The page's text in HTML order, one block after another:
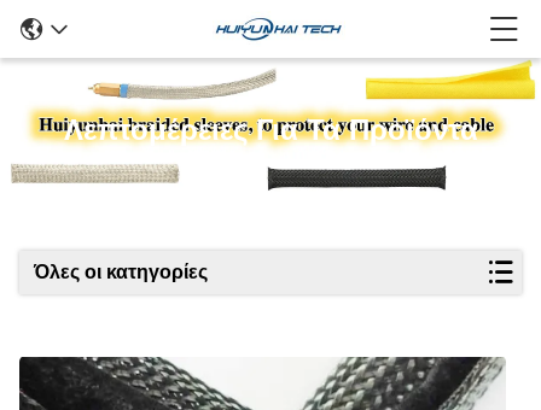
Λεπτομέρειες Για Τα Προϊόντα
Όλες οι κατηγορίες